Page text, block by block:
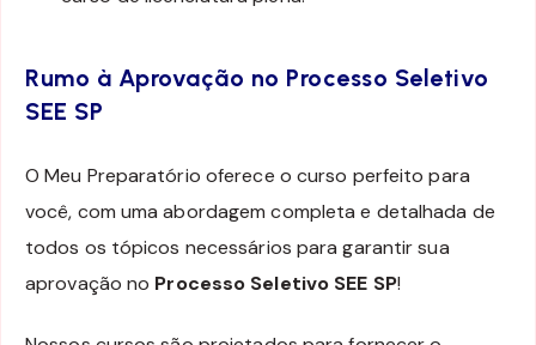
Rumo à Aprovação no Processo Seletivo
SEE SP
O Meu Preparatório oferece o curso perfeito para
você, com uma abordagem completa e detalhada de
todos os tópicos necessários para garantir sua
aprovação no Processo Seletivo SEE SP!